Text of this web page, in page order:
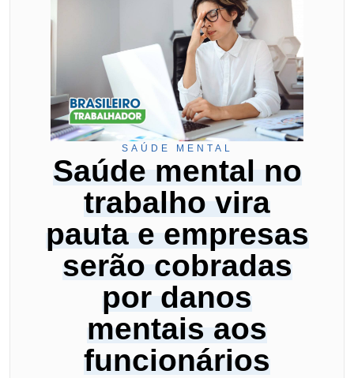
SAÚDE MENTAL
Saúde mental no
trabalho vira
pauta e empresas
serão cobradas
por danos
mentais aos
funcionários